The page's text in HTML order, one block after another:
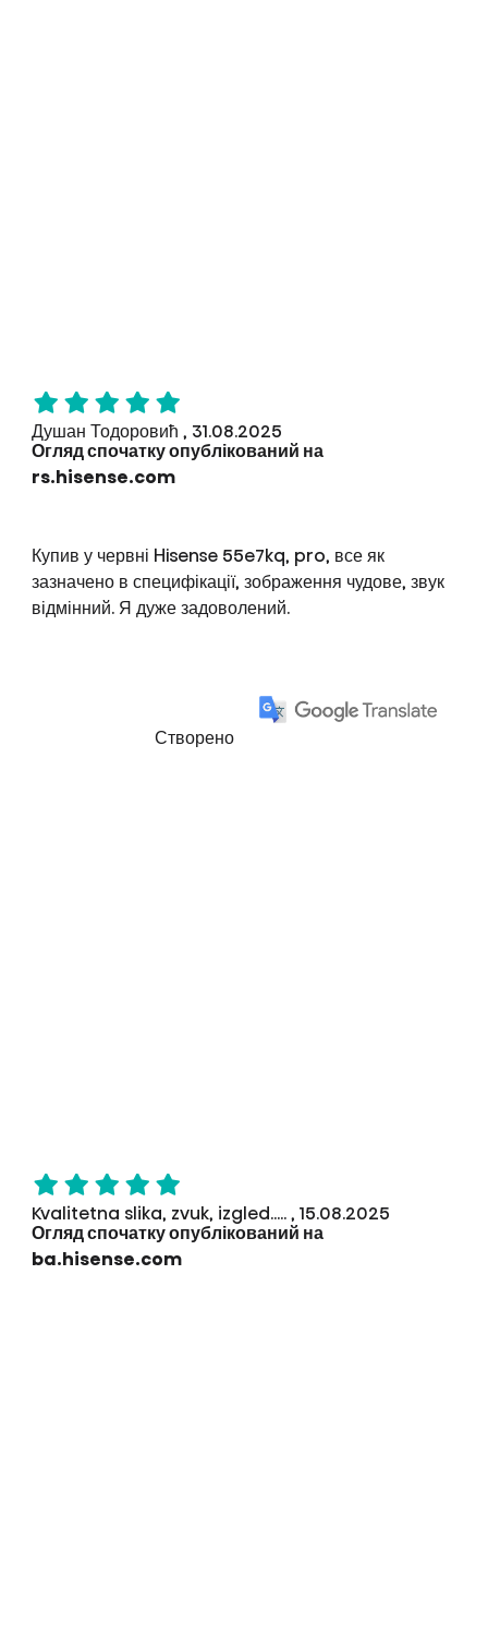
Душан Тодоровић , 31.08.2025
Огляд спочатку опублікований на
rs.hisense.com
Купив у червні Hisense 55e7kq, pro, все як
зазначено в специфікації, зображення чудове, звук
відмінний. Я дуже задоволений.
Створено
Kvalitetna slika, zvuk, izgled..... , 15.08.2025
Огляд спочатку опублікований на
ba.hisense.com